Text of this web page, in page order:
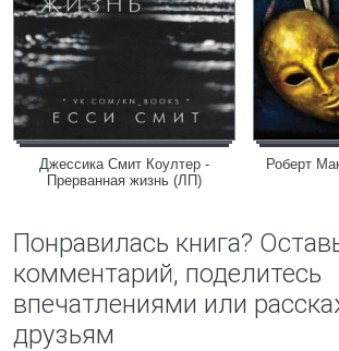
Джессика Смит Коултер -
Прерванная жизнь (ЛП)
Роберт
Понравилась книга?
комментарий, поделитесь
впечатлениями или
друзьям